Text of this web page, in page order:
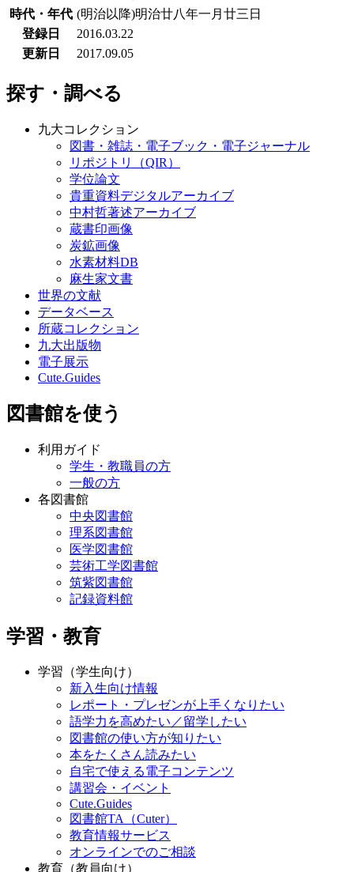
時代・年代 (明治以降)明治廿八年一月廿三日
登録日
2016.03.22
更新日
2017.09.05
探す・調べる
九大コレクション
図書・雑誌・電子ブック・電子ジャーナル
リポジトリ（QIR）
学位論文
貴重資料デジタルアーカイブ
中村哲著述アーカイブ
蔵書印画像
炭鉱画像
水素材料DB
麻生家文書
世界の文献
データベース
所蔵コレクション
九大出版物
電子展示
Cute.Guides
図書館を使う
利用ガイド
学生・教職員の方
一般の方
各図書館
中央図書館
理系図書館
医学図書館
芸術工学図書館
筑紫図書館
記録資料館
学習・教育
学習（学生向け）
新入生向け情報
レポート・プレゼンが上手くなりたい
語学力を高めたい／留学したい
図書館の使い方が知りたい
本をたくさん読みたい
自宅で使える電子コンテンツ
講習会・イベント
Cute.Guides
図書館TA（Cuter）
教育情報サービス
オンラインでのご相談
教育（教員向け）